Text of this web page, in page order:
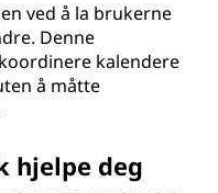
ved å la brukerne
Denne
kalendere
å måtte
hjelpe deg